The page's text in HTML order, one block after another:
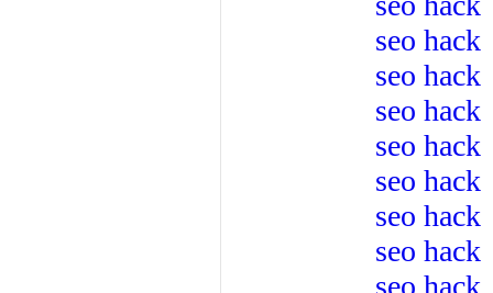
seo hack
seo hack
seo hack
seo hack
seo hack
seo hack
seo hack
seo hack